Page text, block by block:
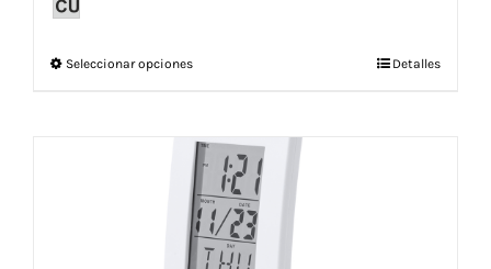
Seleccionar opcionesEste
múltiples
variantes.
Las
opciones
se
pueden
Detalles